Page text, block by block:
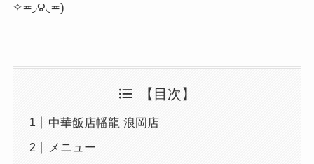
✧≖◞౪◟≖)
【目次】
中華飯店幡龍 浪岡店
メニュー